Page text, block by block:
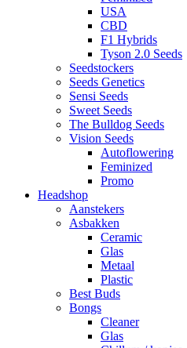
USA
CBD
F1 Hybrids
Tyson 2.0 Seeds
Seedstockers
Seeds Genetics
Sensi Seeds
Sweet Seeds
The Bulldog Seeds
Vision Seeds
Autoflowering
Feminized
Promo
Headshop
Aanstekers
Asbakken
Ceramic
Glas
Metaal
Plastic
Best Buds
Bongs
Cleaner
Glas